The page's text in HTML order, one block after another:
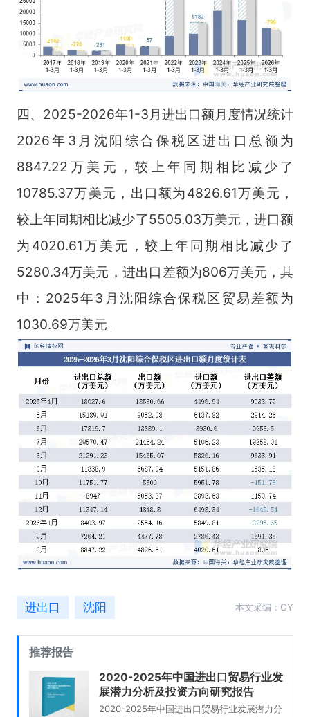
四、2025-2026年1-3月进出口额月度情况统计
2026年3月沈阳综合保税区进出口总额为
8847.22万美元，较上年同期相比减少了
10785.37万美元，出口额为4826.61万美元，
较上年同期相比减少了5505.03万美元，进口额
为4020.61万美元，较上年同期相比减少了
5280.34万美元，进出口差额为806万美元，其
中：2025年3月沈阳综合保税区贸易差额为
1030.69万美元。
进出口 沈阳 本文采编：CY
推荐报告
2020-2025年中国进出口贸易行业发
展潜力分析及投资方向研究报告
2020-2025年中国进出口贸易行业发展潜力分